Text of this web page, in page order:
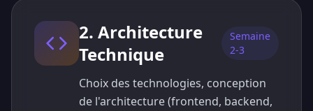
2. Architecture
Technique
Semaine
2-3
Choix des technologies, conception
de l'architecture (frontend, backend,